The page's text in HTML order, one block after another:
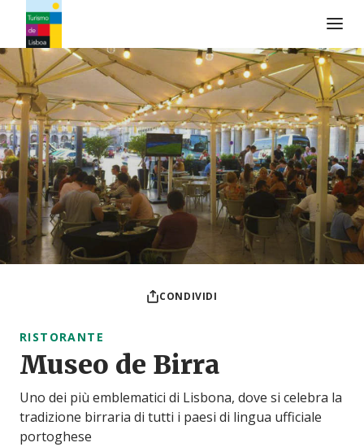
Logo di Turismo de Lisboa
CONDIVIDI
RISTORANTE
Museo de Birra
Uno dei più emblematici di Lisbona, dove si celebra la
tradizione birraria di tutti i paesi di lingua ufficiale
portoghese